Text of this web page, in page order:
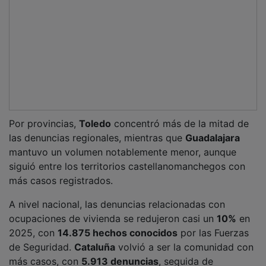
Por provincias, Toledo concentró más de la mitad de
las denuncias regionales, mientras que Guadalajara
mantuvo un volumen notablemente menor, aunque
siguió entre los territorios castellanomanchegos con
más casos registrados.
A nivel nacional, las denuncias relacionadas con
ocupaciones de vivienda se redujeron casi un 10% en
2025, con 14.875 hechos conocidos por las Fuerzas
de Seguridad. Cataluña volvió a ser la comunidad con
más casos, con 5.913 denuncias, seguida de